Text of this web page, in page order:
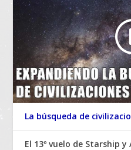
La búsqueda de
El 13º vuelo de Starship